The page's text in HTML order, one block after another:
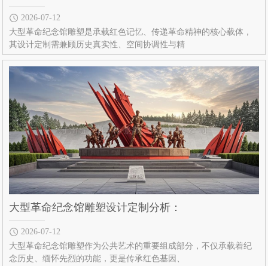
2026-07-12
大型革命纪念馆雕塑是承载红色记忆、传递革命精神的核心载体，
其设计定制需兼顾历史真实性、空间协调性与精
大型革命纪念馆雕塑设计定制分析：
2026-07-12
大型革命纪念馆雕塑作为公共艺术的重要组成部分，不仅承载着纪
念历史、缅怀先烈的功能，更是传承红色基因、